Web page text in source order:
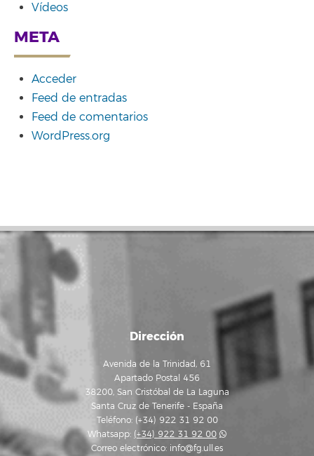
Vídeos
META
Acceder
Feed de entradas
Feed de comentarios
WordPress.org
Dirección
Avenida de la Trinidad, 61
Apartado Postal 456
38200, San Cristóbal de La Laguna
Santa Cruz de Tenerife - España
Teléfono: (+34) 922 31 92 00
Whatsapp: (+34) 922 31 92 00
Correo electrónico: info@fg.ull.es